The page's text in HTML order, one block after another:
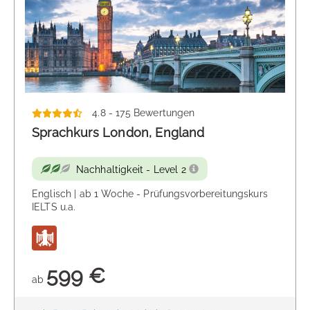
4.8 - 175 Bewertungen
Sprachkurs London, England
Nachhaltigkeit - Level 2
Englisch | ab 1 Woche - Prüfungsvorbereitungskurs
IELTS u.a.
ab 599 €
Unsere Sprachrundreisen setzen Vorkenntnisse
voraus (ideal: ab A2 aufwärts).
Businesskurse oder Prüfungsvorbereitungskurse
setzen ebenfalls ein gewisses Sprachniveau
voraus, i.d.R. B1, in Ausnahmen ist auch A2
ausreichend.
Gibt es einen Einstufungstest?
Ja. Alle Teilnehmer mit Vorkenntnissen erhalten 3
Wochen vor Abreise eine E-Mail mit einem Link
zum Einstufungstest oder einem beigefügten
Einstufungstest.
Alternativ besteht die Möglichkeit, den
Unterrichtsbeginn zu absolvieren.
Die Einstufung in die jeweiligen Gruppen erfolgt
dem Vergleich. Daher ist es besonders wichtig,